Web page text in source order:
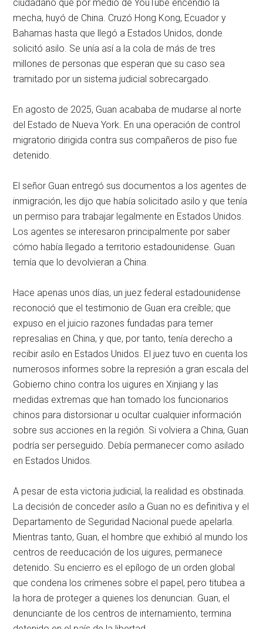
ciudadano que por medio de YouTube encendió la
mecha, huyó de China. Cruzó Hong Kong, Ecuador y
Bahamas hasta que llegó a Estados Unidos, donde
solicitó asilo. Se unía así a la cola de más de tres
millones de personas que esperan que su caso sea
tramitado por un sistema judicial sobrecargado.
En agosto de 2025, Guan acababa de mudarse al norte
del Estado de Nueva York. En una operación de control
migratorio dirigida contra sus compañeros de piso fue
detenido.
El señor Guan entregó sus documentos a los agentes de
inmigración, les dijo que había solicitado asilo y que tenía
un permiso para trabajar legalmente en Estados Unidos.
Los agentes se interesaron principalmente por saber
cómo había llegado a territorio estadounidense. Guan
temía que lo devolvieran a China.
Hace apenas unos días, un juez federal estadounidense
reconoció que el testimonio de Guan era creíble; que
expuso en el juicio razones fundadas para temer
represalias en China, y que, por tanto, tenía derecho a
recibir asilo en Estados Unidos. El juez tuvo en cuenta los
numerosos informes sobre la represión a gran escala del
Gobierno chino contra los uigures en Xinjiang y las
medidas extremas que han tomado los funcionarios
chinos para distorsionar u ocultar cualquier información
sobre sus acciones en la región. Si volviera a China, Guan
podría ser perseguido. Debía permanecer como asilado
en Estados Unidos.
A pesar de esta victoria judicial, la realidad es obstinada.
La decisión de conceder asilo a Guan no es definitiva y el
Departamento de Seguridad Nacional puede apelarla.
Mientras tanto, Guan, el hombre que exhibió al mundo los
centros de reeducación de los uigures, permanece
detenido. Su encierro es el epílogo de un orden global
que condena los crímenes sobre el papel, pero titubea a
la hora de proteger a quienes los denuncian. Guan, el
denunciante de los centros de internamiento, termina